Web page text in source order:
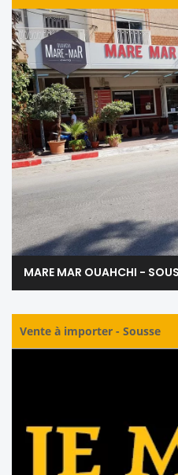
MARE MAR OUAHCHI -
Vente à importer - Sousse